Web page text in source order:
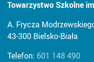
Towarzystwo Szkolne
A. Frycza
43-300 Bielsko-Biała
Telefon: 601 148 490